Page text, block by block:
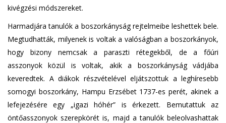
kivégzési módszereket.
Harmadjára tanulók a boszorkányság rejtelmeibe leshettek bele.
Megtudhatták, milyenek is voltak a valóságban a boszorkányok,
hogy bizony nemcsak a paraszti rétegekből, de a főúri
asszonyok közül is voltak, akik a boszorkányság vádjába
keveredtek. A diákok részvételével eljátszottuk a leghíresebb
somogyi boszorkány, Hampu Erzsébet 1737-es perét, akinek a
lefejezésére egy „igazi hóhér” is érkezett. Bemutattuk az
öntőasszonyok szerepkörét is, majd a tanulók beleolvashattak